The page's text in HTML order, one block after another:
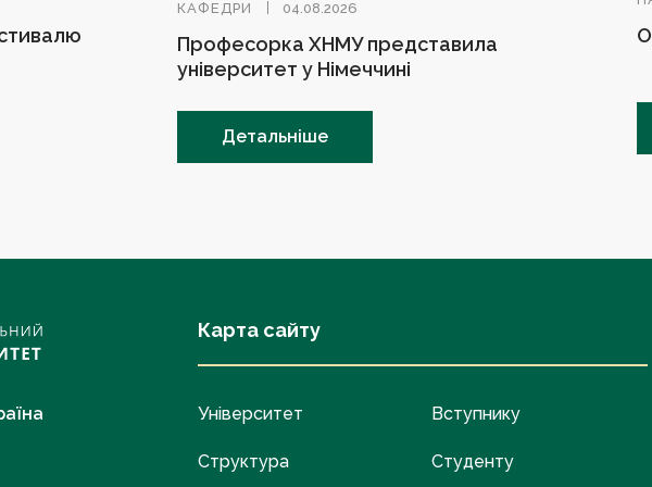
КАФЕДРИ 04.08.2026
Професорка ХНМУ представила
університет у Німеччині
Детальніше
Карта сайту
Університет
Структура
Вступнику
Студенту